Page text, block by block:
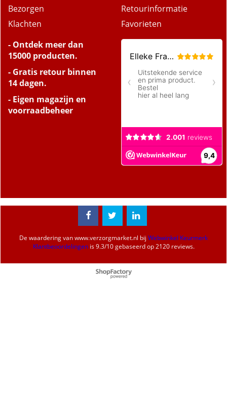
Bezorgen
Klachten
Retourinformatie
Favorieten
- Ontdek meer dan
15000 producten.
- Gratis retour binnen
14 dagen.
- Eigen magazijn en
voorraadbeheer
De waardering vanwww.verzorgmarket.nl bij Webwinkel Keurmerk
Klantbeoordelingenis9.3/10gebaseerd op 2120 reviews.
Webwinkel gemaakt met
ShopFactory webwinkel